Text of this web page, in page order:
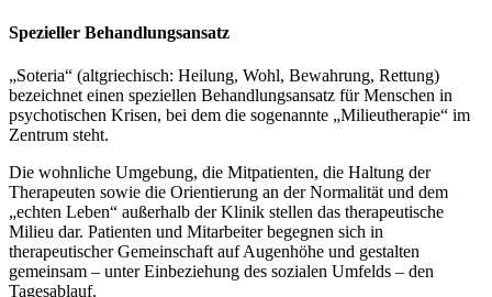
Spezieller Behandlungsansatz
„Soteria“ (altgriechisch: Heilung, Wohl, Bewahrung, Rettung)
bezeichnet einen speziellen Behandlungsansatz für Menschen in
psychotischen Krisen, bei dem die sogenannte „Milieutherapie“ im
Zentrum steht.
Die wohnliche Umgebung, die Mitpatienten, die Haltung der
Therapeuten sowie die Orientierung an der Normalität und dem
„echten Leben“ außerhalb der Klinik stellen das therapeutische
Milieu dar. Patienten und Mitarbeiter begegnen sich in
therapeutischer Gemeinschaft auf Augenhöhe und gestalten
gemeinsam – unter Einbeziehung des sozialen Umfelds – den
Tagesablauf.